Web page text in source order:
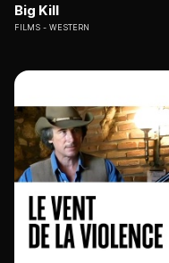
Big Kill
FILMS WESTERN